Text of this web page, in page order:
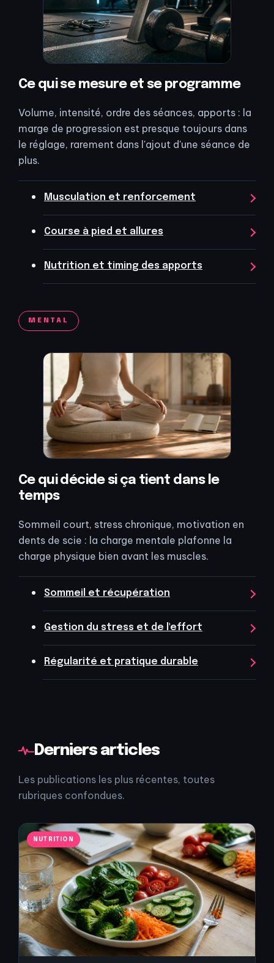
Ce qui se mesure et se programme
Volume, intensité, ordre des séances, apports : la
marge de progression est presque toujours dans
le réglage, rarement dans l'ajout d'une séance de
plus.
Musculation et renforcement
Course à pied et allures
Nutrition et timing des apports
MENTAL
Ce qui décide si ça tient dans le
temps
Sommeil court, stress chronique, motivation en
dents de scie : la charge mentale plafonne la
charge physique bien avant les muscles.
Sommeil et récupération
Gestion du stress et de l'effort
Régularité et pratique durable
Derniers articles
Les publications les plus récentes, toutes
rubriques confondues.
NUTRITION